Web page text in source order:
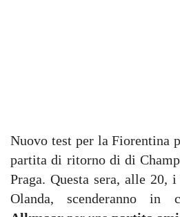
Nuovo test per la Fiorentina
partita di ritorno di di
Praga. Questa sera, alle
Olanda, scenderanno in